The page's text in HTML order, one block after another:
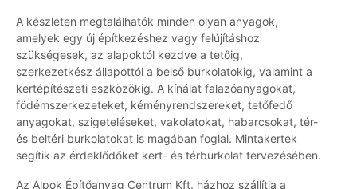
A készleten megtalálhatók minden olyan anyagok,
amelyek egy új építkezéshez vagy felújításhoz
szükségesek, az alapoktól kezdve a tetőig,
szerkezetkész állapottól a belső burkolatokig, valamint a
kertépítészeti eszközökig. A kínálat falazóanyagokat,
födémszerkezeteket, kéményrendszereket, tetőfedő
anyagokat, szigeteléseket, vakolatokat, habarcsokat, tér-
és beltéri burkolatokat is magában foglal. Mintakertek
segítik az érdeklődőket kert- és térburkolat tervezésében.
Az Alpok Építőanyag Centrum Kft. házhoz szállítja a